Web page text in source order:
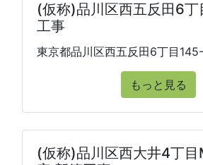
(仮称)品川区西五反田6丁
工事
東京都品川区西五反田6丁目
もっと見る
(仮称)品川区西大井4丁目